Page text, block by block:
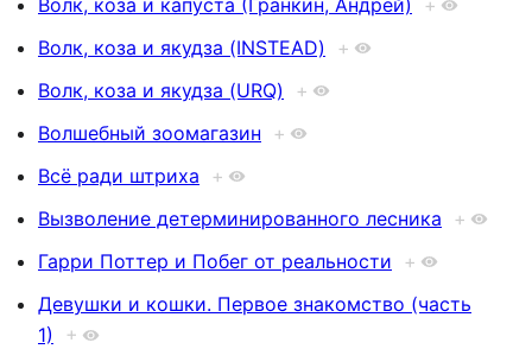
Волк, коза и капуста (Гранкин, Андрей)
+
Волк, коза и якудза (INSTEAD)
+
Волк, коза и якудза (URQ)
+
Волшебный зоомагазин +
Всё ради штриха +
Вызволение детерминированного лесника +
Гарри Поттер и Побег от реальности +
Девушки и кошки. Первое знакомство (часть
1)
+